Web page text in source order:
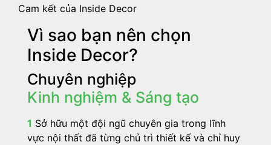
Cam kết của Inside Decor
Vì sao bạn nên chọn
Inside Decor?
Chuyên nghiệp
Kinh nghiệm & Sáng tạo
1 Sở hữu một đội ngũ chuyên gia trong lĩnh
vực nội thất đã từng chủ trì thiết kế và chỉ huy